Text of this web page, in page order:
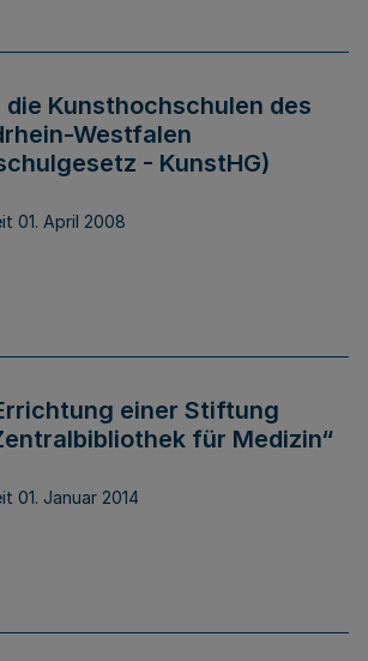
die Kunsthochschulen des
Westfalen
- KunstHG)
01. April 2008
einer Stiftung
für Medizin“
01. Januar 2014